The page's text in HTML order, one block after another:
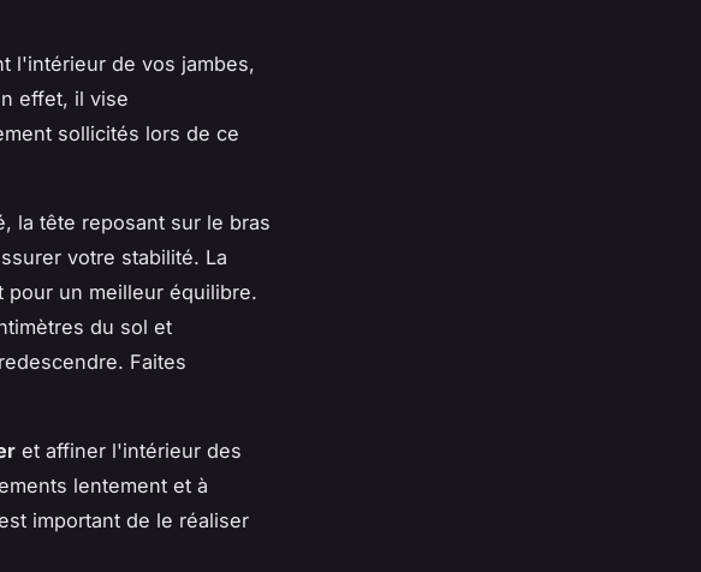
l'intérieur de vos jambes,
effet, il vise
sollicités lors de ce
la tête reposant sur le bras
votre stabilité. La
un meilleur équilibre.
du sol et
Faites
et affiner l'intérieur des
lentement et à
important de le réaliser